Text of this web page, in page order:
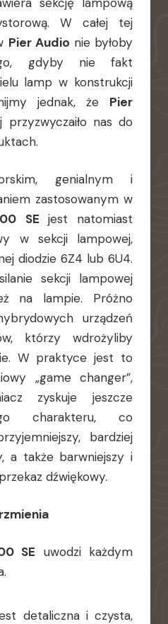
W całej tej
Pier Audio nie byłoby
gdyby nie fakt
lamp w konstrukcji
jednak, że Pier
przyzwyczaiło nas do
genialnym i
zastosowanym w
SE jest natomiast
w sekcji lampowej,
diodzie 6Z4 lub 6U4.
sekcji lampowej
na lampie. Próżno
urządzeń
którzy wdrożyliby
W praktyce jest to
„game changer”,
zyskuje jeszcze
charakteru, co
bardziej
a także barwniejszy i
dźwiękowy.
SE uwodzi każdym
detaliczna i czysta,